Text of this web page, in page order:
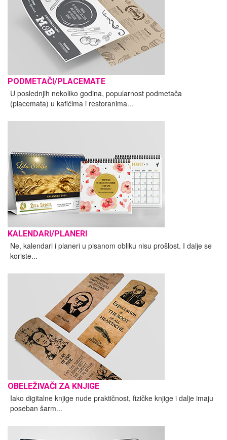
PODMETAČI/PLACEMATE
U poslednjih nekoliko godina, popularnost podmetača
(placemata) u kafićima i restoranima...
KALENDARI/PLANERI
Ne, kalendari i planeri u pisanom obliku nisu prošlost. I dalje se
koriste...
OBELEŽIVAČI ZA KNJIGE
Iako digitalne knjige nude praktičnost, fizičke knjige i dalje imaju
poseban šarm...